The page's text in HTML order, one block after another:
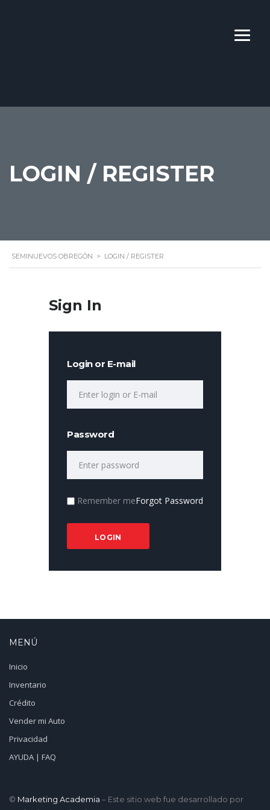
LOGIN / REGISTER
SEMINUEVOS OBREGÓN > LOGIN / REGISTER
Sign In
Login or E-mail
Password
Remember meForgot Password
MENÚ
Inicio
Inventario
Crédito
Vender mi Auto
Privacidad
AYUDA | FAQ
© Marketing Academia – Este sitio web fue desarrollado por